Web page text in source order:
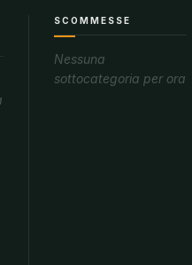
SCOMMESSE
Nessuna
sottocategoria per ora